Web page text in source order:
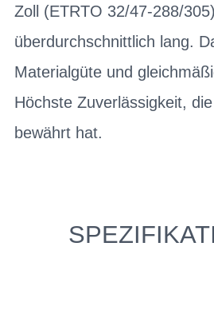
Zoll (ETRTO 32/47-288/
überdurchschnittlich lang.
Materialgüte und
Höchste Zuverlässigkeit,
bewährt hat.